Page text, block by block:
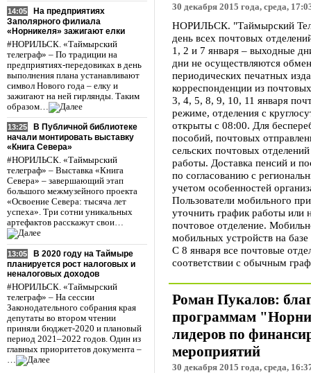
14:05
На предприятиях
Заполярного филиала
«Норникеля» зажигают елки
#НОРИЛЬСК. «Таймырский
телеграф» – По традиции на
предприятиях-передовиках в день
выполнения плана устанавливают
символ Нового года – елку и
зажигают на ней гирлянды. Таким
образом…
13:25
В Публичной библиотеке
начали монтировать выставку
«Книга Севера»
#НОРИЛЬСК. «Таймырский
телеграф» – Выставка «Книга
Севера» – завершающий этап
большого межмузейного проекта
«Освоение Севера: тысяча лет
успеха». Три сотни уникальных
артефактов расскажут свои…
13:05
В 2020 году на Таймыре
планируется рост налоговых и
неналоговых доходов
#НОРИЛЬСК. «Таймырский
телеграф» – На сессии
Законодательного собрания края
депутаты во втором чтении
приняли бюджет-2020 и плановый
период 2021–2022 годов. Один из
главных приоритетов документа –
…
30 декабря 2015 года, среда,
НОРИЛЬСК. "Таймырский
день всех почтовых
1, 2 и 7 января – выходные
дни не осуществляются
периодических печатных
корреспонденции из
3, 4, 5, 8, 9, 10, 11 января
режиме, отделения с
открыты с 08:00. Для
пособий, почтовых
сельских почтовых
работы. Доставка пенсий и
по согласованию с
учетом особенностей
Пользователи мобильного
уточнить график работы или
почтовое отделение.
мобильных устройств на
С 8 января все почтовые
соответствии с обычным
Роман Пукалов:
программам
лидеров по
мероприятий
30 декабря 2015 года, среда,